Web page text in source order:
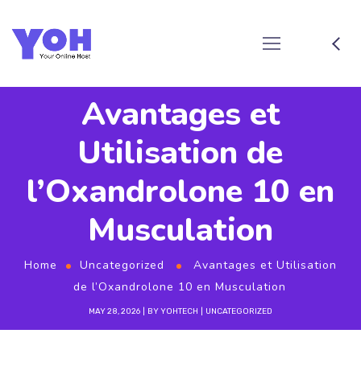
Avantages et
Utilisation de
l’Oxandrolone 10 en
Musculation
Home Uncategorized
Avantages et Utilisation
de l’Oxandrolone 10 en Musculation
MAY 28, 2026 BYYOHTECH UNCATEGORIZED